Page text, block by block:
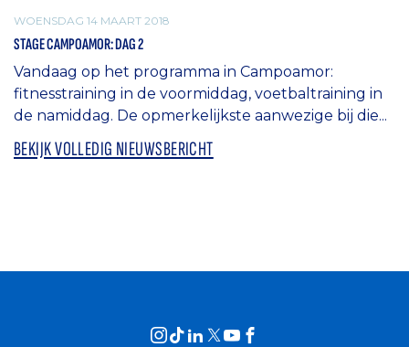
WOENSDAG 14 MAART 2018
STAGE CAMPOAMOR: DAG 2
Vandaag op het programma in Campoamor:
fitnesstraining in de voormiddag, voetbaltraining in
de namiddag. De opmerkelijkste aanwezige bij die...
BEKIJK VOLLEDIG NIEUWSBERICHT